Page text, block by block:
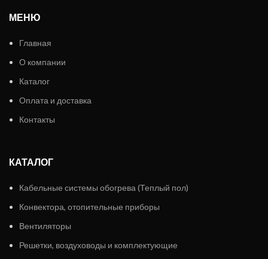
МЕНЮ
Главная
О компании
Каталог
Оплата и доставка
Контакты
КАТАЛОГ
Кабельные системы обогрева (Теплый пол)
Конвектора, отопительные приборы
Вентиляторы
Решетки, воздуховоды и комплектующие